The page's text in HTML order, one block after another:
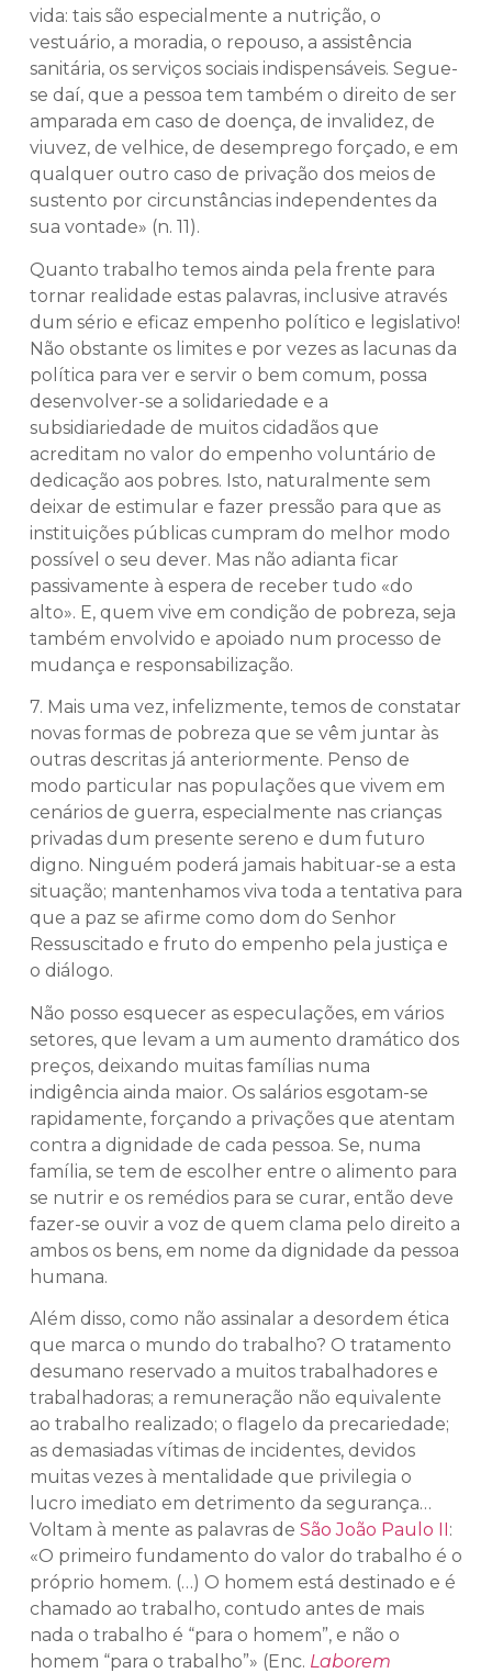
vida: tais são especialmente a nutrição, o
vestuário, a moradia, o repouso, a assistência
sanitária, os serviços sociais indispensáveis. Segue-
se daí, que a pessoa tem também o direito de ser
amparada em caso de doença, de invalidez, de
viuvez, de velhice, de desemprego forçado, e em
qualquer outro caso de privação dos meios de
sustento por circunstâncias independentes da
sua vontade» (n. 11).
Quanto trabalho temos ainda pela frente para
tornar realidade estas palavras, inclusive através
dum sério e eficaz empenho político e legislativo!
Não obstante os limites e por vezes as lacunas da
política para ver e servir o bem comum, possa
desenvolver-se a solidariedade e a
subsidiariedade de muitos cidadãos que
acreditam no valor do empenho voluntário de
dedicação aos pobres. Isto, naturalmente sem
deixar de estimular e fazer pressão para que as
instituições públicas cumpram do melhor modo
possível o seu dever. Mas não adianta ficar
passivamente à espera de receber tudo «do
alto». E, quem vive em condição de pobreza, seja
também envolvido e apoiado num processo de
mudança e responsabilização.
7. Mais uma vez, infelizmente, temos de constatar
novas formas de pobreza que se vêm juntar às
outras descritas já anteriormente. Penso de
modo particular nas populações que vivem em
cenários de guerra, especialmente nas crianças
privadas dum presente sereno e dum futuro
digno. Ninguém poderá jamais habituar-se a esta
situação; mantenhamos viva toda a tentativa para
que a paz se afirme como dom do Senhor
Ressuscitado e fruto do empenho pela justiça e
o diálogo.
Não posso esquecer as especulações, em vários
setores, que levam a um aumento dramático dos
preços, deixando muitas famílias numa
indigência ainda maior. Os salários esgotam-se
rapidamente, forçando a privações que atentam
contra a dignidade de cada pessoa. Se, numa
família, se tem de escolher entre o alimento para
se nutrir e os remédios para se curar, então deve
fazer-se ouvir a voz de quem clama pelo direito a
ambos os bens, em nome da dignidade da pessoa
humana.
Além disso, como não assinalar a desordem ética
que marca o mundo do trabalho? O tratamento
desumano reservado a muitos trabalhadores e
trabalhadoras; a remuneração não equivalente
ao trabalho realizado; o flagelo da precariedade;
as demasiadas vítimas de incidentes, devidos
muitas vezes à mentalidade que privilegia o
lucro imediato em detrimento da segurança…
Voltam à mente as palavras de São João Paulo II:
«O primeiro fundamento do valor do trabalho é o
próprio homem. (…) O homem está destinado e é
chamado ao trabalho, contudo antes de mais
nada o trabalho é “para o homem”, e não o
homem “para o trabalho”» (Enc. Laborem